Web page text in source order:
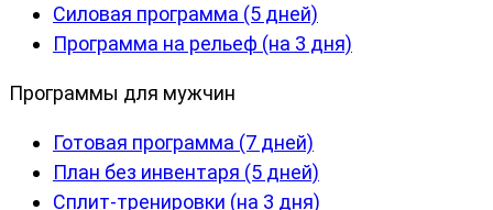
Силовая программа (5 дней)
Программа на рельеф (на 3 дня)
Программы для мужчин
Готовая программа (7 дней)
План без инвентаря (5 дней)
Сплит-тренировки (на 3 дня)